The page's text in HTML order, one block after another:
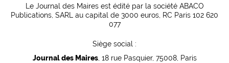
Le Journal des Maires est édité par la société ABACO
Publications, SARL au capital de 3000 euros, RC Paris 102 620
077
Siège social :
Journal des Maires, 18 rue Pasquier, 75008, Paris